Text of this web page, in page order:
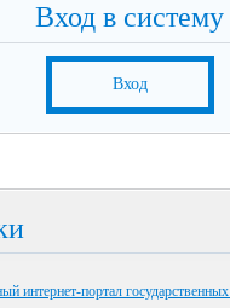
Вход в систему
Вход
интернет-портал